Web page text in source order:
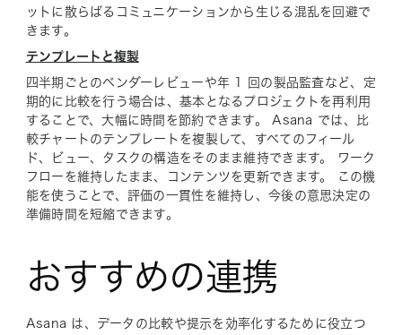
ットに散らばるコミュニケーションから生じる混乱を回避で
きます。
テンプレートと複製
四半期ごとのベンダーレビューや年 1 回の製品監査など、定
期的に比較を行う場合は、基本となるプロジェクトを再利用
することで、大幅に時間を節約できます。 Asana では、比
較チャートのテンプレートを複製して、すべてのフィール
ド、ビュー、タスクの構造をそのまま維持できます。 ワーク
フローを維持したまま、コンテンツを更新できます。 この機
能を使うことで、評価の一貫性を維持し、今後の意思決定の
準備時間を短縮できます。
おすすめの連携
Asana は、データの比較や提示を効率化するために役立つ